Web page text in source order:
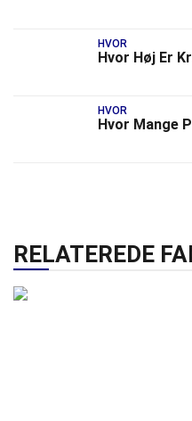
HVOR
Hvor Høj Er
HVOR
Hvor Mange
RELATEREDE